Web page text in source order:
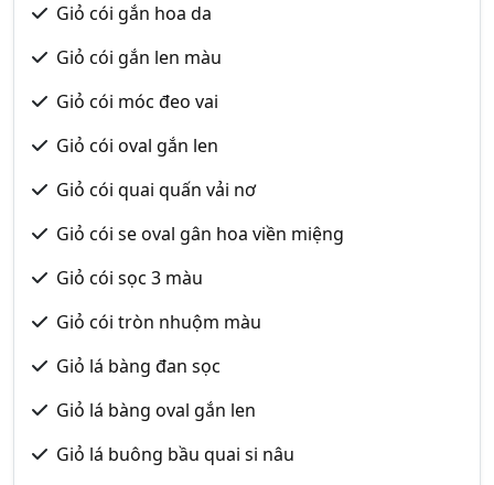
Giỏ cói gắn hoa da
Giỏ cói gắn len màu
Giỏ cói móc đeo vai
Giỏ cói oval gắn len
Giỏ cói quai quấn vải nơ
Giỏ cói se oval gân hoa viền miệng
Giỏ cói sọc 3 màu
Giỏ cói tròn nhuộm màu
Giỏ lá bàng đan sọc
Giỏ lá bàng oval gắn len
Giỏ lá buông bầu quai si nâu